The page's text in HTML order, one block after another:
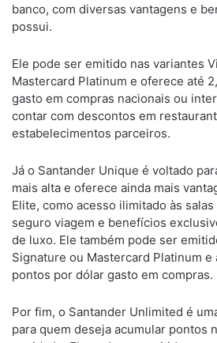
banco, com diversas vantagens e
possui.
Ele pode ser emitido nas variantes
Mastercard Platinum e oferece até
gasto em compras nacionais ou
contar com descontos em
estabelecimentos parceiros.
Já o Santander Unique é voltado
mais alta e oferece ainda mais
Elite, como acesso ilimitado às
seguro viagem e benefícios
de luxo. Ele também pode ser
Signature ou Mastercard Platinum e
pontos por dólar gasto em compras.
Por fim, o Santander Unlimited é
para quem deseja acumular pontos